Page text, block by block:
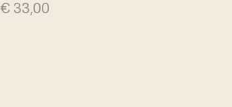
€ 33,00